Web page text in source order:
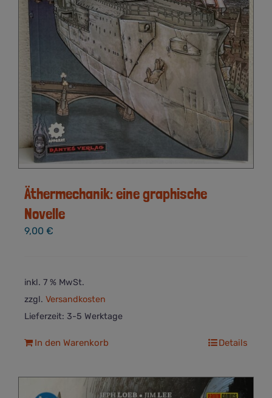
Äthermechanik: eine graphische
Novelle
9,00 €
inkl. 7 % MwSt.
zzgl. Versandkosten
Lieferzeit: 3-5 Werktage
In den Warenkorb Details